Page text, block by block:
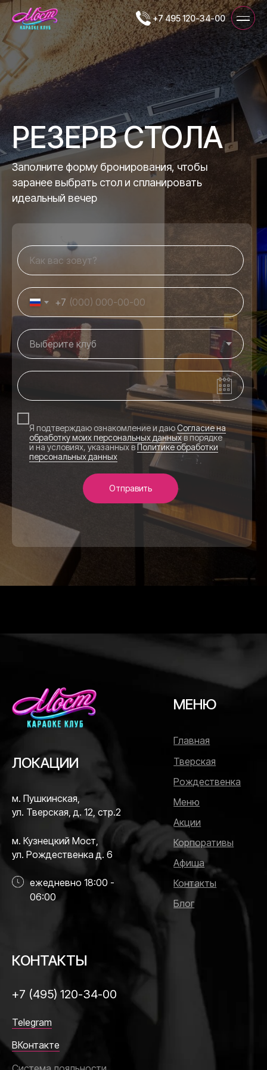
+7 495 120-34-00
+7
Я подтверждаю ознакомление и даюСогласие на
обработку моих персональных данныхв порядке
и на условиях, указанных вПолитике обработки
персональных данных
Отправить
РЕЗЕРВ СТОЛА
Заполните форму бронирования, чтобы
заранее выбрать стол и спланировать
идеальный вечер
МЕНЮ
ежедневно 18:00 -
06:00
Главная
Тверская
Рождественка
Меню
Акции
Корпоративы
Афиша
Контакты
Блог
ЛОКАЦИИ
м. Пушкинская,
ул. Тверская, д. 12, стр.2
Telegram
ВКонтакте
м. Кузнецкий Мост,
ул. Рождественка д. 6
КОНТАКТЫ
+7 (495) 120-34-00